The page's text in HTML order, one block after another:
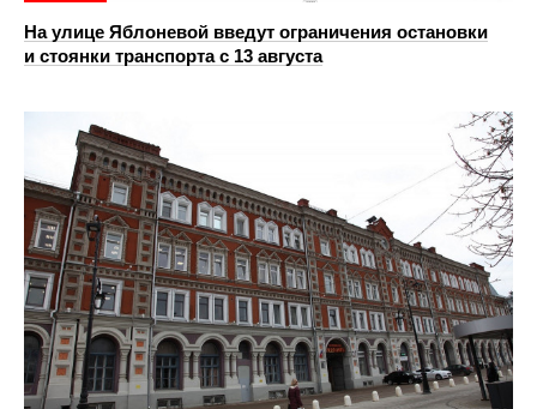
На улице Яблоневой введут ограничения остановки
и стоянки транспорта с 13 августа